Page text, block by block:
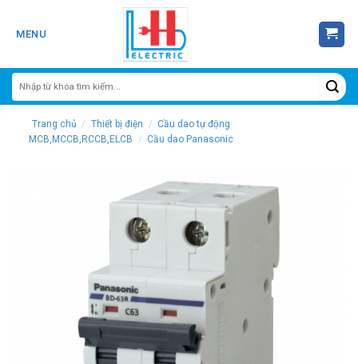
MENU
Trang chủ / Thiết bị điện / Cầu dao tự động
MCB,MCCB,RCCB,ELCB / Cầu dao Panasonic